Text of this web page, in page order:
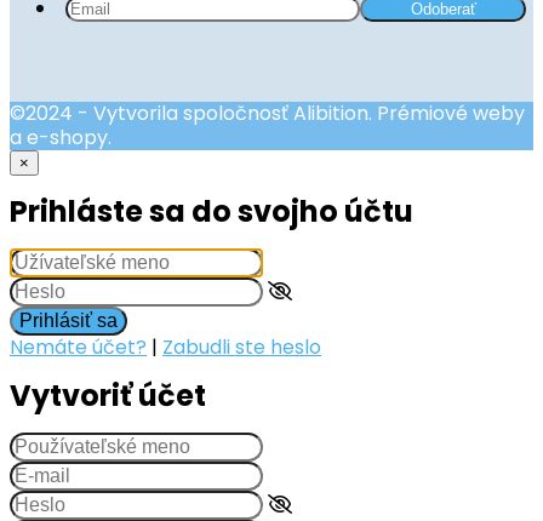
©2024 - Vytvorila spoločnosť Alibition. Prémiové weby
a e-shopy.
×
Prihláste sa do svojho účtu
Prihlásiť sa
Nemáte účet? | Zabudli ste heslo
Vytvoriť účet